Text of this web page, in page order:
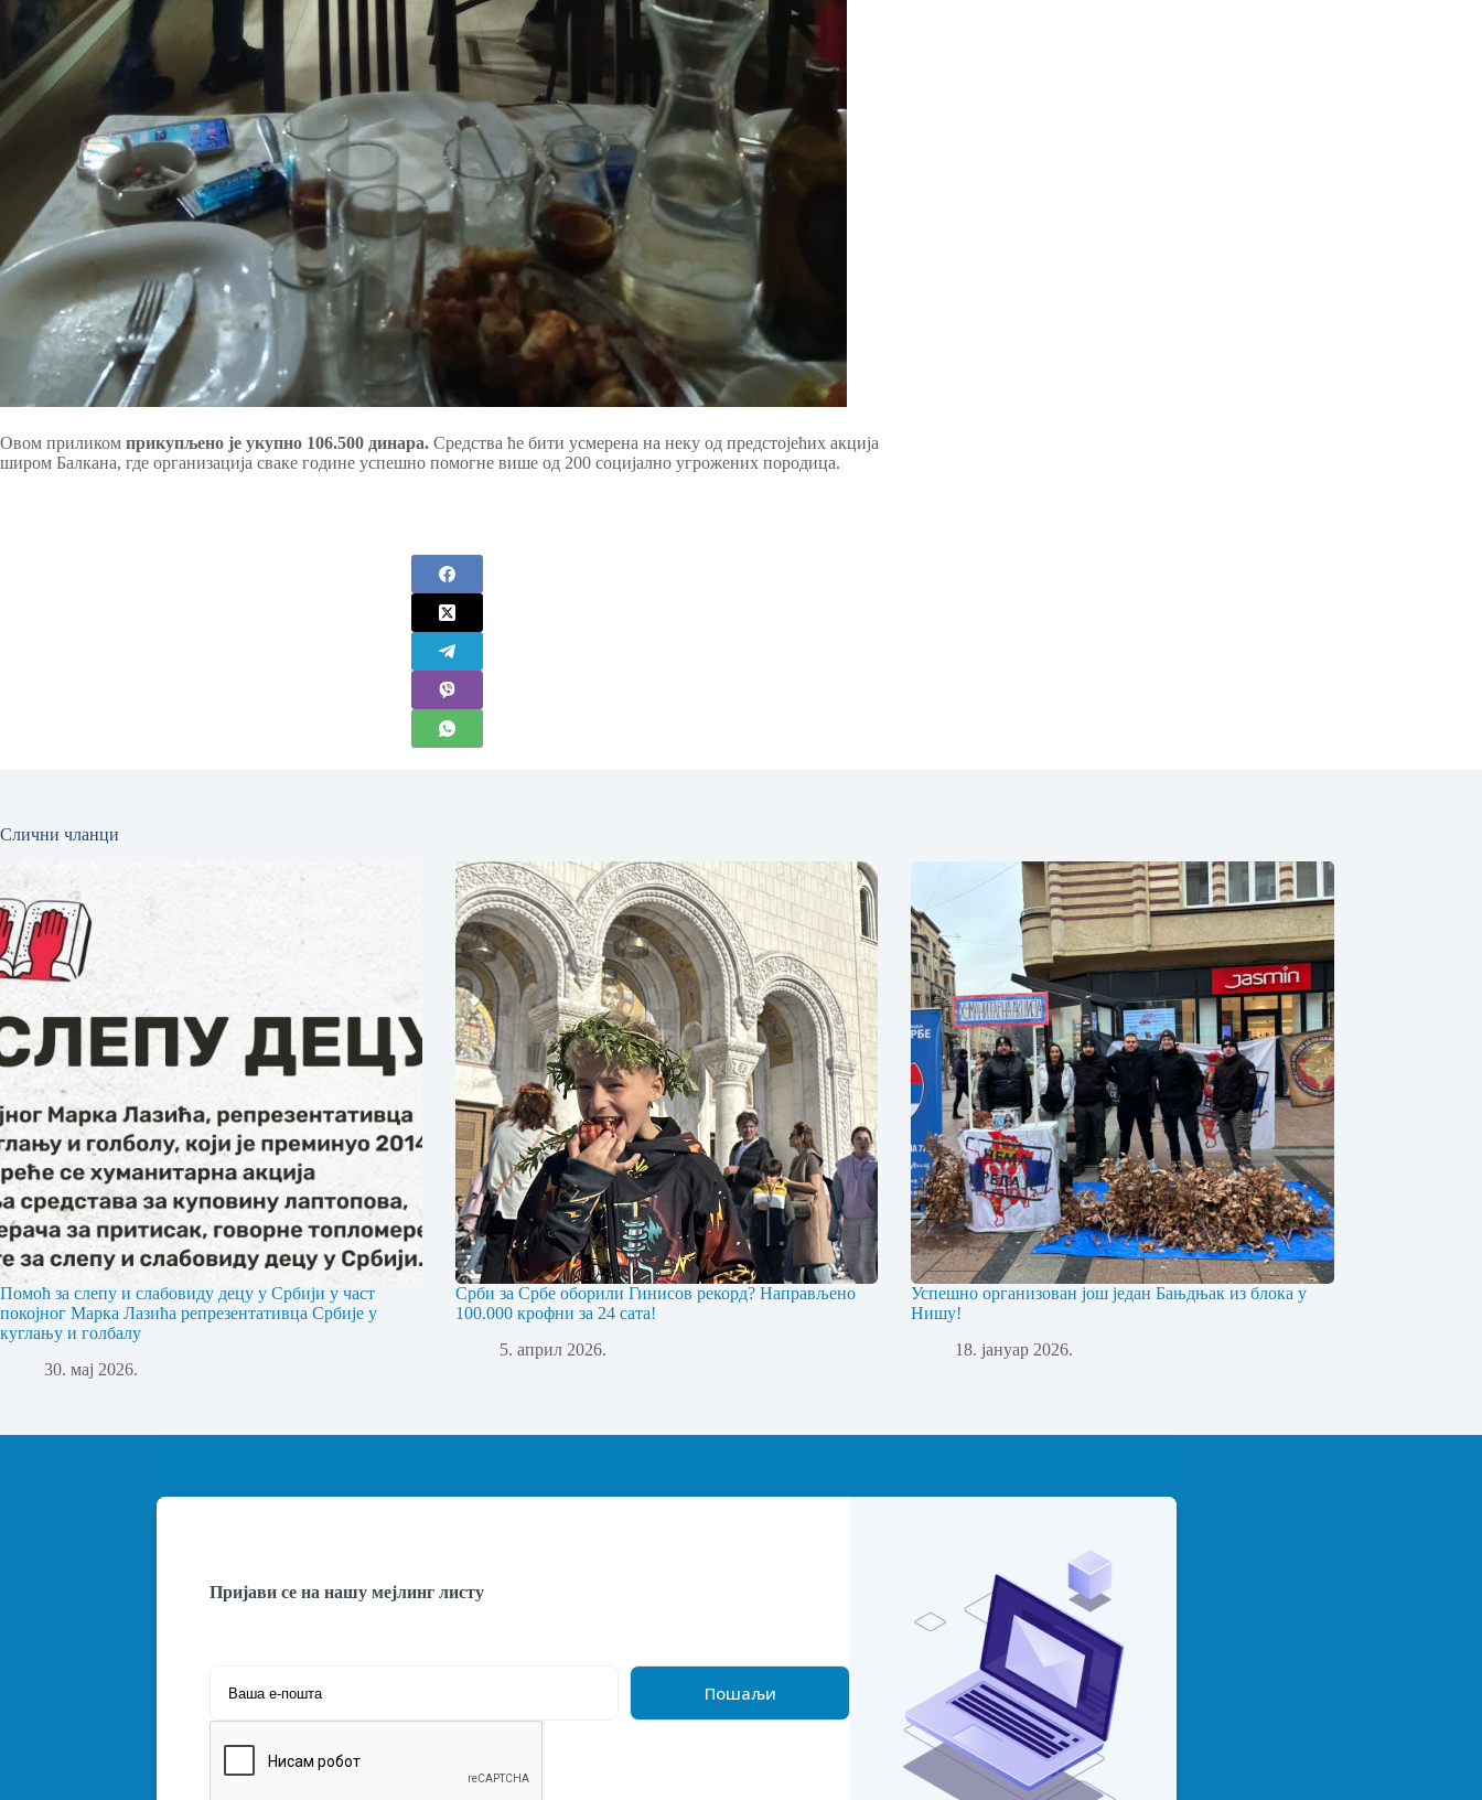
Овом приликом прикупљено је укупно 106.500 динара. Средства ће бити усмерена на неку од предстојећих акција
широм Балкана, где организација сваке године успешно помогне више од 200 социјално угрожених породица.
Слични чланци
Помоћ за слепу и слабовиду децу у Србији у част
покојног Марка Лазића репрезентативца Србије у
куглању и голбалу
30. мај 2026.
Срби за Србе оборили Гинисов рекорд? Направљено
100.000 крофни за 24 сата!
5. април 2026.
Успешно организован joш један Бањдњак из блока у
Нишу!
18. јануар 2026.
Пријави се на нашу мејлинг листу